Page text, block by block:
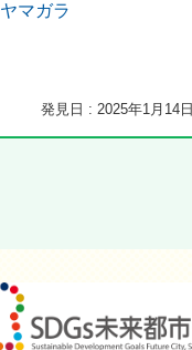
ヤマガラ
発見日 : 2025年1月14日